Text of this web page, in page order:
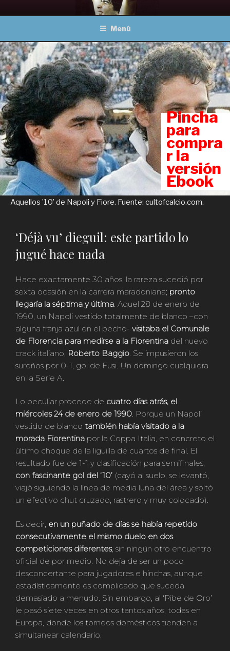
al
Pincha
para
compra
r la
versión
Ebook
MARADONA, OBRAS
COMPLETAS
Un viaje a través del fútbol
Menú
Aquellos ’10’ de Napoli y Fiore. Fuente: cultofcalcio.com.
‘Déjà vu’ dieguil: este partido lo
jugué hace nada
Hace exactamente 30 años, la rareza sucedió por
sexta ocasión en la carrera maradoniana; pronto
llegaría la séptima y última. Aquel 28 de enero de
1990, un Napoli vestido totalmente de blanco –con
alguna franja azul en el pecho- visitaba el Comunale
de Florencia para medirse a la Fiorentina del nuevo
crack italiano, Roberto Baggio. Se impusieron los
sureños por 0-1, gol de Fusi. Un domingo cualquiera
en la Serie A.
Lo peculiar procede de cuatro días atrás, el
miércoles 24 de enero de 1990. Porque un Napoli
vestido de blanco también había visitado a la
morada Fiorentina por la Coppa Italia, en concreto el
último choque de la liguilla de cuartos de final. El
resultado fue de 1-1 y clasificación para semifinales,
con fascinante gol del ‘10’ (cayó al suelo, se levantó,
viajó siguiendo la línea de media luna del área y soltó
un efectivo chut cruzado, rastrero y muy colocado).
Es decir, en un puñado de días se había repetido
consecutivamente el mismo duelo en dos
competiciones diferentes, sin ningún otro encuentro
oficial de por medio. No deja de ser un poco
desconcertante para jugadores e hinchas, aunque
estadísticamente es complicado que suceda
demasiado a menudo. Sin embargo, al ‘Pibe de Oro’
le pasó siete veces en otros tantos años, todas en
Europa, donde los torneos domésticos tienden a
simultanear calendario.